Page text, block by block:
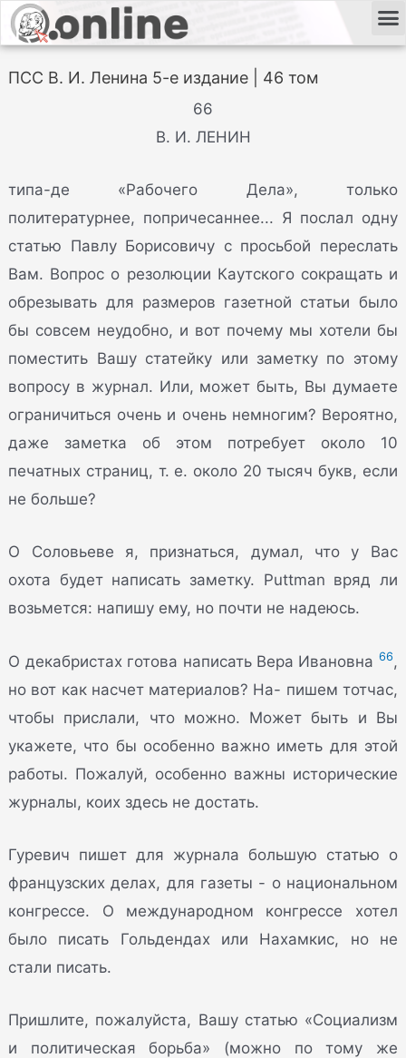
ПСС В. И. Ленина 5-е издание | 46 том
66
В. И. ЛЕНИН
типа-де «Рабочего Дела», только
политературнее, попричесаннее... Я послал одну
статью Павлу Борисовичу с просьбой переслать
Вам. Вопрос о резолюции Каутского сокращать и
обрезывать для размеров газетной статьи было
бы совсем неудобно, и вот почему мы хотели бы
поместить Вашу статейку или заметку по этому
вопросу в журнал. Или, может быть, Вы думаете
ограничиться очень и очень немногим? Вероятно,
даже заметка об этом потребует около 10
печатных страниц, т. е. около 20 тысяч букв, если
не больше?
О Соловьеве я, признаться, думал, что у Вас
охота будет написать заметку. Puttman вряд ли
возьмется: напишу ему, но почти не надеюсь.
О декабристах готова написать Вера Ивановна 66 ,
но вот как насчет материалов? На- пишем тотчас,
чтобы прислали, что можно. Может быть и Вы
укажете, что бы особенно важно иметь для этой
работы. Пожалуй, особенно важны исторические
журналы, коих здесь не достать.
Гуревич пишет для журнала большую статью о
французских делах, для газеты - о национальном
конгрессе. О международном конгрессе хотел
было писать Гольдендах или Нахамкис, но не
стали писать.
Пришлите, пожалуйста, Вашу статью «Социализм
и политическая борьба» (можно по тому же